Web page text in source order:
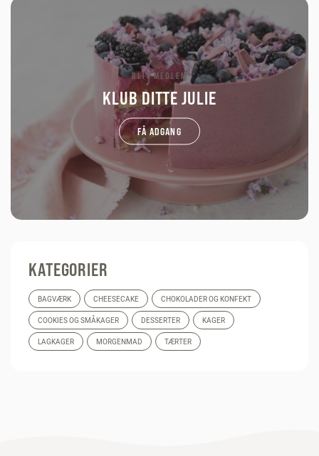
BLIV MEDLEM
KLUB DITTE JULIE
FÅ ADGANG
KATEGORIER
BAGVÆRK CHEESECAKE CHOKOLADER OG KONFEKT
COOKIES OG SMÅKAGER DESSERTER KAGER
LAGKAGER MORGENMAD TÆRTER